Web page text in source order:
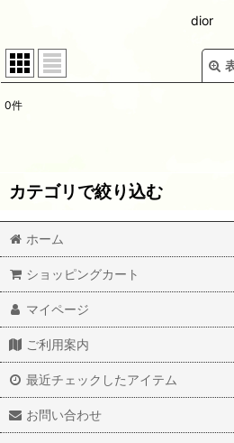
dior
サブカテゴリ
表示数:
並び順:
0件
カテゴリで絞り込む
転写紙（陶磁器用）A4サイズ (全商品)
Calligraphy -本金-
オールドレイフレーム
アルファベット（オールドレイver)
ホーム
ショッピングカート
マイページ
ご利用案内
最近チェックしたアイテム
お問い合わせ